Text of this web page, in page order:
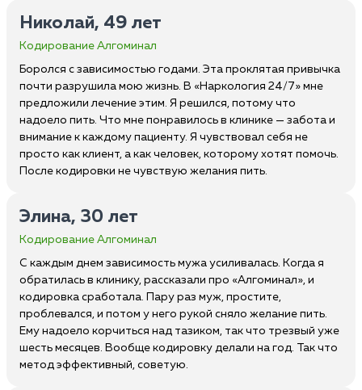
Николай, 49 лет
Кодирование Алгоминал
Боролся с зависимостью годами. Эта проклятая привычка
почти разрушила мою жизнь. В «Наркология 24/7» мне
предложили лечение этим. Я решился, потому что
надоело пить. Что мне понравилось в клинике — забота и
внимание к каждому пациенту. Я чувствовал себя не
просто как клиент, а как человек, которому хотят помочь.
После кодировки не чувствую желания пить.
Элина, 30 лет
Кодирование Алгоминал
С каждым днем зависимость мужа усиливалась. Когда я
обратилась в клинику, рассказали про «Алгоминал», и
кодировка сработала. Пару раз муж, простите,
проблевался, и потом у него рукой сняло желание пить.
Ему надоело корчиться над тазиком, так что трезвый уже
шесть месяцев. Вообще кодировку делали на год. Так что
метод эффективный, советую.